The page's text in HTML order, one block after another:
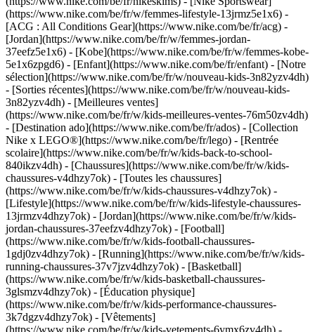
(https://www.nike.com/be/fr/w/femmes-lifestyle-13jrmz5e1x6) -
[ACG : All Conditions Gear](https://www.nike.com/be/fr/acg) -
[Jordan](https://www.nike.com/be/fr/w/femmes-jordan-
37eefz5e1x6) - [Kobe](https://www.nike.com/be/fr/w/femmes-kobe-
5e1x6zpgd6) - [Enfant](https://www.nike.com/be/fr/enfant) - [Notre
sélection](https://www.nike.com/be/fr/w/nouveau-kids-3n82yzv4dh)
- [Sorties récentes](https://www.nike.com/be/fr/w/nouveau-kids-
3n82yzv4dh) - [Meilleures ventes]
(https://www.nike.com/be/fr/w/kids-meilleures-ventes-76m50zv4dh)
- [Destination ado](https://www.nike.com/be/fr/ados) - [Collection
Nike x LEGO®](https://www.nike.com/be/fr/lego) - [Rentrée
scolaire](https://www.nike.com/be/fr/w/kids-back-to-school-
840ikzv4dh) - [Chaussures](https://www.nike.com/be/fr/w/kids-
chaussures-v4dhzy7ok) - [Toutes les chaussures]
(https://www.nike.com/be/fr/w/kids-chaussures-v4dhzy7ok) -
[Lifestyle](https://www.nike.com/be/fr/w/kids-lifestyle-chaussures-
13jrmzv4dhzy7ok) - [Jordan](https://www.nike.com/be/fr/w/kids-
jordan-chaussures-37eefzv4dhzy7ok) - [Football]
(https://www.nike.com/be/fr/w/kids-football-chaussures-
1gdj0zv4dhzy7ok) - [Running](https://www.nike.com/be/fr/w/kids-
running-chaussures-37v7jzv4dhzy7ok) - [Basketball]
(https://www.nike.com/be/fr/w/kids-basketball-chaussures-
3glsmzv4dhzy7ok) - [Éducation physique]
(https://www.nike.com/be/fr/w/kids-performance-chaussures-
3k7dgzv4dhzy7ok) - [Vêtements]
(https://www.nike.com/be/fr/w/kids-vetements-6ymx6zv4dh) -